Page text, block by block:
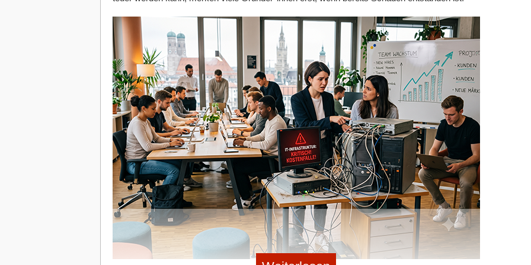
Neben diesen fachlichen Fähigkeiten sind soziale und persönliche Kompetenzen mindestens
ebenso wichtig. Dazu gehören:
Kreativität: Die Fähigkeit, neue Lösungen und Ideen zu entwickeln.
Engagement:Das Engagement, mit dem Teammitglieder ihre Aufgaben angehen und zur
Erfüllung der Unternehmensziele beitragen.
Interessen:Die persönlichen und beruflichen Interessen, die die Innovationskraft und
Motivation der Teammitglieder fördern.
Klare Profile und Rollenverständnis entwickeln
Es ist wichtig, dass jedes Teammitglied seine Rolle und die damit verbundenen Anforderungen
versteht. Dies beinhaltet berufliche Aufgaben sowie den Beitrag zur Teamdynamik und zum
Gesamterfolg. Nur eine klare Profilbeschreibung wird die passenden und geeigneten Personen
in das Unternehmen bringen.
Einführung geeigneter, neuer Führungsstile
Der Aufbau neuer Teams bietet auch die Möglichkeit, Führungsstile zu überdenken. Moderne
Führungskräfte in Start-ups wirken mit einem Fokus auf Empowerment und dem Aufbau von
Vertrauen im Team oft mehr als Coaches denn als traditionelle Manager*innen. Durch die